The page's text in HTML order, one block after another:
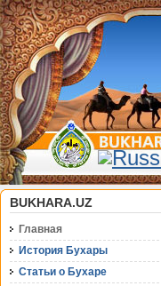
BUKHARA.UZ
Главная
История Бухары
Статьи о Бухаре